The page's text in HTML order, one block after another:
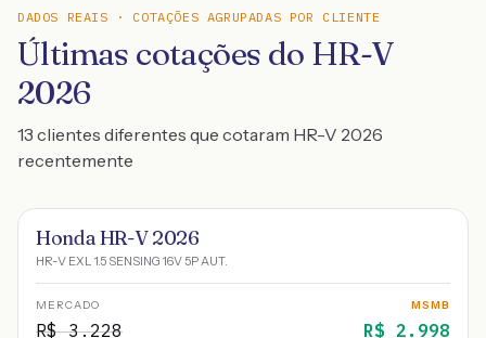
DADOS REAIS · COTAÇÕES AGRUPADAS POR CLIENTE
Últimas cotações do HR-V
2026
13 clientes diferentes que cotaram HR-V 2026
recentemente
Honda HR-V 2026
HR-V EXL 1.5 SENSING 16V 5P AUT.
MERCADO
R$3.228
MSMB
R$ 2.998